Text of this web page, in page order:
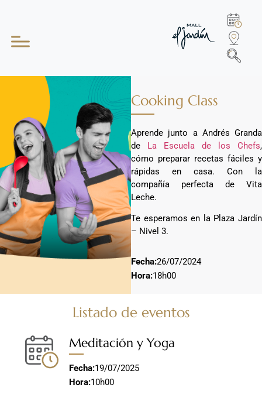
Cooking Class
Aprende junto a Andrés Granda
de La Escuela de los Chefs,
cómo preparar recetas fáciles y
rápidas en casa. Con la
compañía perfecta de Vita
Leche.
Te esperamos en la Plaza Jardín
– Nivel 3.
Fecha:26/07/2024
Hora:18h00
Listado de eventos
Meditación y Yoga
Fecha:19/07/2025
Hora:10h00